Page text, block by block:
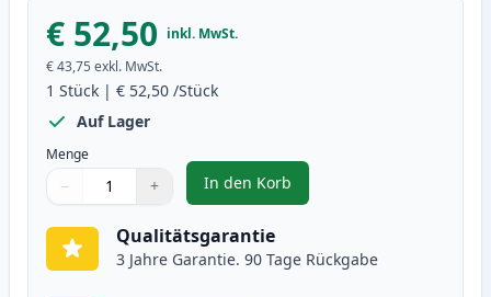
€ 52,50 inkl. MwSt.
€ 43,75 exkl. MwSt.
1 Stück | € 52,50 /Stück
Auf Lager
Menge
Verwenden Sie die Tasten, um anzupassen
− +
1
In den Korb
, Canon 718 (2660B002AA)
Qualitätsgarantie
3 Jahre Garantie. 90 Tage Rückgabe